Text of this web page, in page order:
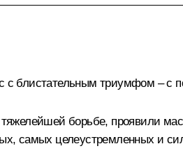
блистательным триумфом – с
борьбе, проявили
самых целеустремленных и